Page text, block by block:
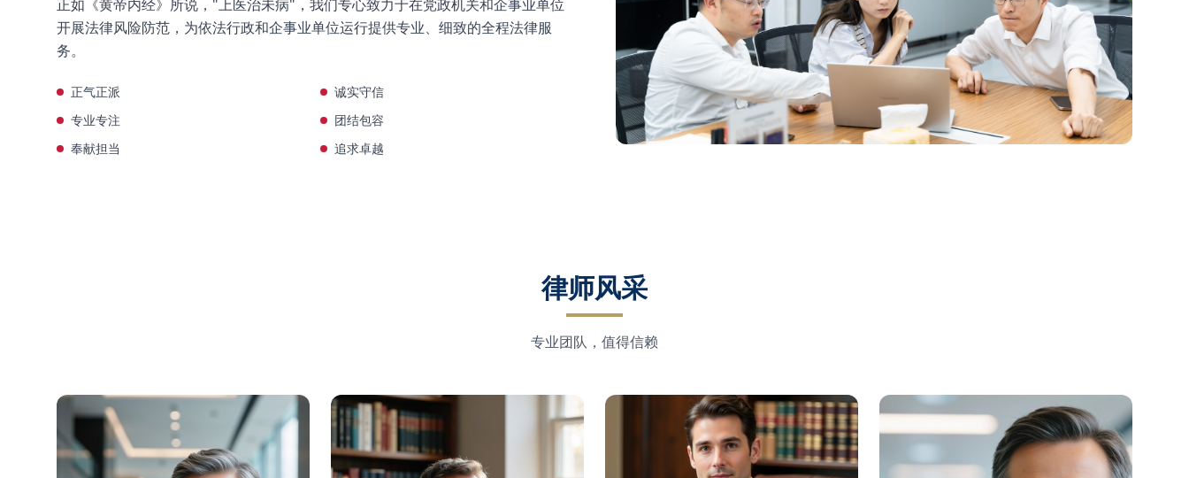
正如《黄帝内经》所说，"上医治未病"，我们专心致力于在党政机关和企事业单位
开展法律风险防范，为依法行政和企事业单位运行提供专业、细致的全程法律服
务。
正气正派
诚实守信
专业专注
团结包容
奉献担当
追求卓越
律师风采
专业团队，值得信赖